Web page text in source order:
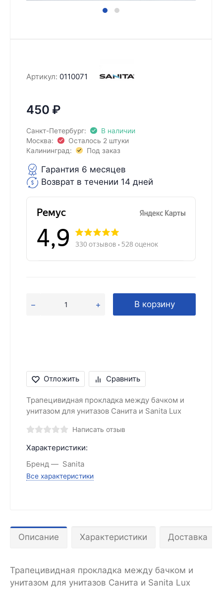
Артикул: 0110071
450 ₽
Санкт-Петербург:
В наличии
Москва:
Осталось 2 штуки
Калининград:
Под заказ
Гарантия 6 месяцев
Возврат в течении 14 дней
В корзину
Отложить Сравнить
Трапецивидная прокладка между бачком и
унитазом для унитазов Санита и Sanita Lux
Написать отзыв
Характеристики:
Бренд
Sanita
Все характеристики
Описание Характеристики Доставка
Трапецивидная прокладка между бачком и
унитазом для унитазов Санита и Sanita Lux